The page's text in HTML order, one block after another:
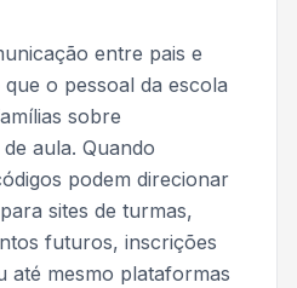
entre pais e
o pessoal da escola
sobre
aula. Quando
podem direcionar
sites de turmas,
futuros, inscrições
até mesmo plataformas